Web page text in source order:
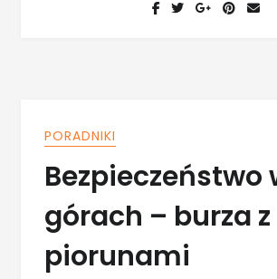
PORADNIKI
Bezpieczeństwo
górach – burza z
piorunami